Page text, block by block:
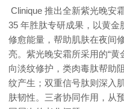
Clinique 推出全新紫光晚安
35 年胜肽专研成果，以黄
修愈能量，帮助肌肤在夜间
亮。紫光晚安霜所采用的“
向淡纹修护，类肉毒肽帮助
纹产生；双重信号肽则深入
肤韧性。三者协同作用，从